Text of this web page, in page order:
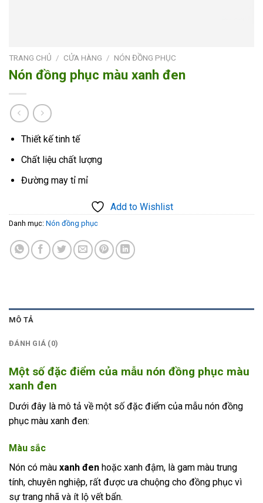
TRANG CHỦ / CỬA HÀNG / NÓN ĐỒNG PHỤC
Nón đồng phục màu xanh đen
Thiết kế tinh tế
Chất liệu chất lượng
Đường may tỉ mỉ
Add to Wishlist
Danh mục: Nón đồng phục
MÔ TẢ
ĐÁNH GIÁ (0)
Một số đặc điểm của mẫu nón đồng phục màu
xanh đen
Dưới đây là mô tả về một số đặc điểm của mẫu nón đồng
phục màu xanh đen:
Màu sắc
Nón có màu xanh đen hoặc xanh đậm, là gam màu trung
tính, chuyên nghiệp, rất được ưa chuộng cho đồng phục vì
sự trang nhã và ít lộ vết bẩn.